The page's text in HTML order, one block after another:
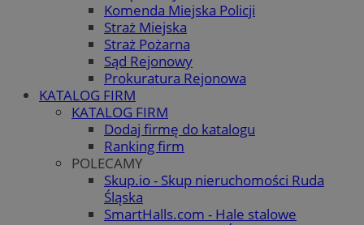
Komenda Miejska Policji
Straż Miejska
Straż Pożarna
Sąd Rejonowy
Prokuratura Rejonowa
KATALOG FIRM
KATALOG FIRM
Dodaj firmę do katalogu
Ranking firm
POLECAMY
Skup.io - Skup nieruchomości Ruda
Śląska
SmartHalls.com - Hale stalowe